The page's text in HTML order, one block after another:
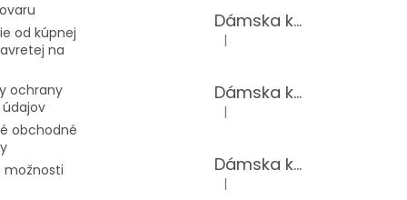
od kúpnej
na
ochrany
obchodné
možnosti
Dámska kožená kabelka TS-112-14/CHOCO
Hodnotenie produktu je 5 z 5
|
Dámska kožená kabelka TS-112-14/PUDER
Hodnotenie produktu je 5 z 5
|
Dámska kožená kabelka TS-98-141/GOLD
Hodnotenie produktu je 5 z 5
|